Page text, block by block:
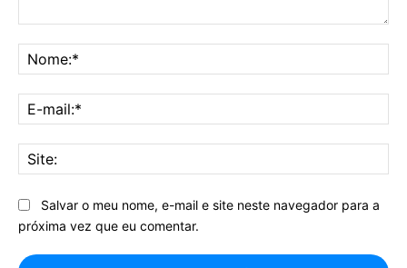
Salvar o meu nome, e-mail e site neste navegador para a
próxima vez que eu comentar.